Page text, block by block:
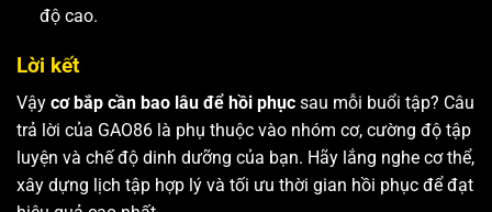
độ cao.
Lời kết
Vậy cơ bắp cần bao lâu để hồi phục sau mỗi buổi tập? Câu
trả lời của GAO86 là phụ thuộc vào nhóm cơ, cường độ tập
luyện và chế độ dinh dưỡng của bạn. Hãy lắng nghe cơ thể,
xây dựng lịch tập hợp lý và tối ưu thời gian hồi phục để đạt